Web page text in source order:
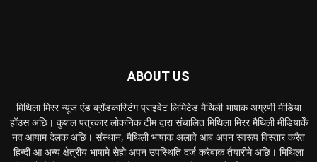
ABOUT US
मिथिला मिरर न्यूज एंड ब्रॉडकास्टिंग प्राइवेट लिमिटेड मैथिली भाषाक अग्रणी मीडिया
हॉउस अछि। कुशल पत्रकार लोकनिक टीम द्वारा संचालित मिथिला मिरर मैथिली मीडियाकेँ
नव आयाम देलक अछि। संस्थान, मैथिली भाषाक अलावे आब अपन स्वरूप विस्तार करैत
हिन्दी आ अन्य क्षेत्रीय भाषामे सेहो अपन उपस्थिति दर्ज करेबाक तैयारीमे अछि। मिथिला